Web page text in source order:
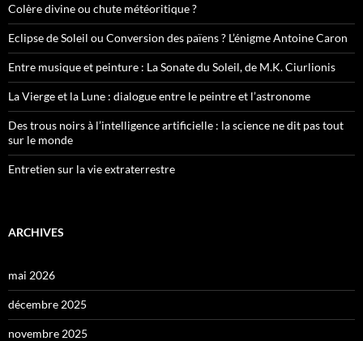
Colère divine ou chute météoritique ?
Eclipse de Soleil ou Conversion des païens ? L’énigme Antoine Caron
Entre musique et peinture : La Sonate du Soleil, de M.K. Ciurlionis
La Vierge et la Lune : dialogue entre le peintre et l’astronome
Des trous noirs à l’intelligence artificielle : la science ne dit pas tout
sur le monde
Entretien sur la vie extraterrestre
ARCHIVES
mai 2026
décembre 2025
novembre 2025